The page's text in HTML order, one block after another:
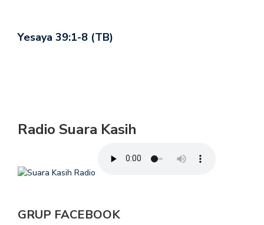
Yesaya 39:1-8 (TB)
Radio Suara Kasih
GRUP FACEBOOK